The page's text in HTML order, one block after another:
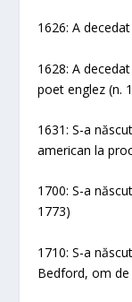
1626: A
1628: A
poet englez (n.
1631: S-a
american la
1700: S-a
1773)
1710: S-a
Bedford, om